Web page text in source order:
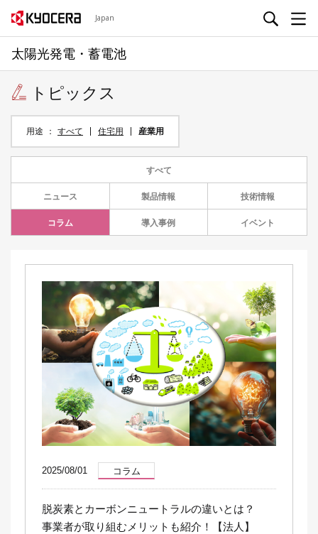
Japan
太陽光発電・蓄電池
トピックス
用途 すべて 住宅用 産業用
すべて
ニュース 製品情報 技術情報
コラム 導入事例 イベント
2025/08/01 コラム
脱炭素とカーボンニュートラルの違いとは？
事業者が取り組むメリットも紹介！【法人】